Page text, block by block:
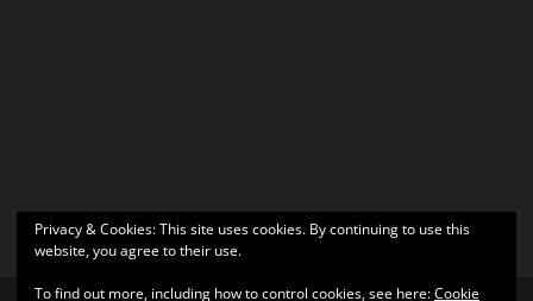
Privacy & Cookies: This site uses cookies. By continuing to use this
website, you agree to their use.
To find out more, including how to control cookies, see here:Cookie